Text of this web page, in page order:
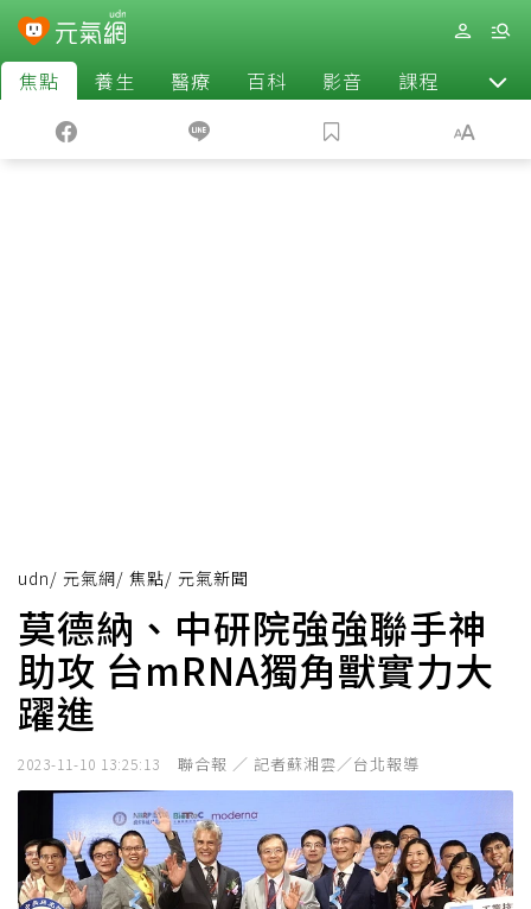
焦點 養生 醫療 百科 影音 課程 退休
udn/ 元氣網/ 焦點/ 元氣新聞
莫德納、中研院強強聯手神
助攻 台mRNA獨角獸實力大
躍進
2023-11-10 13:25:13 聯合報 ／ 記者蘇湘雲／台北報導